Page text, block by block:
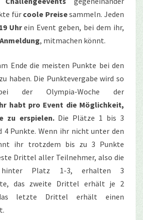
für coole Preisesammeln. Jeden
Uhrein Event geben, bei dem ihr,
, mitmachen könnt.
Ende die meisten Punkte bei den
haben. Die Punktevergabe wird so
der Olympia-Woche der
habt pro Event die Möglichkeit,
zu erspielen.Die Plätze 1 bis 3
4 Punkte. Wenn ihr nicht unter den
ihr trotzdem bis zu 3 Punkte
Drittel aller Teilnehmer, also die
hinter Platz 1-3, erhalten 3
das zweite Drittel erhält je 2
letzte Drittel erhält einen